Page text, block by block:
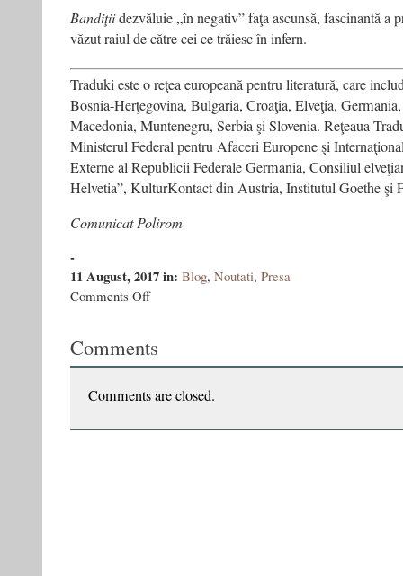
Bandiţiidezvăluie „în negativ” faţa ascunsă, fascinantă a
văzut raiul de către cei ce trăiesc în infern.
Traduki este o reţea europeană pentru literatură, care
Bosnia-Herţegovina, Bulgaria, Croaţia, Elveţia,
Macedonia, Muntenegru, Serbia şi Slovenia. Reţeaua
Ministerul Federal pentru Afaceri Europene şi
Externe al Republicii Federale Germania, Consiliul
Helvetia”, KulturKontact din Austria, Institutul Goethe şi
Comunicat Polirom
-
11 August, 2017in: Blog, Noutati, Presa
Comments Offon
al
Comments
Comments are closed.